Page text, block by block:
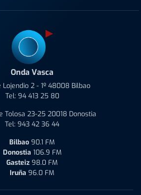
Onda Vasca
Lojendio 2 - 1º 48008 Bilbao
Tel: 94 413 25 80
Tolosa 23-25 20018 Donostia
Tel: 943 42 36 44
Bilbao 90.1 FM
Donostia 106.9 FM
Gasteiz 98.0 FM
Iruña 96.0 FM